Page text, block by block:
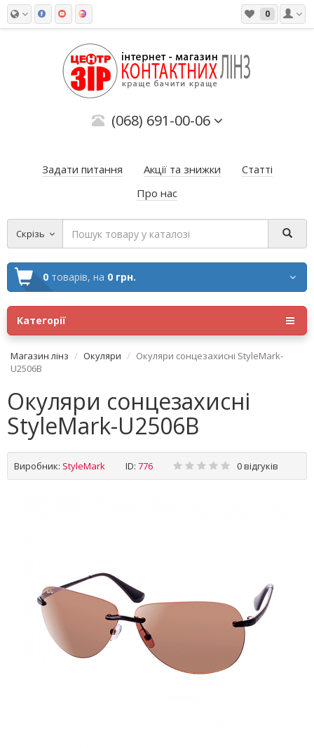
0
(068) 691-00-06
Задати питання Акції та знижки
Статті
Про нас
Скрізь
0 товарів, на 0 грн.
Категорії
Магазин лінз Окуляри
Окуляри сонцезахисні StyleMark-
U2506B
Окуляри сонцезахисні
StyleMark-U2506B
Виробник: StyleMark ID: 776 0 відгуків